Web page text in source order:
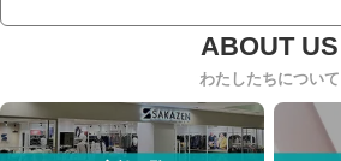
わたしたちについて